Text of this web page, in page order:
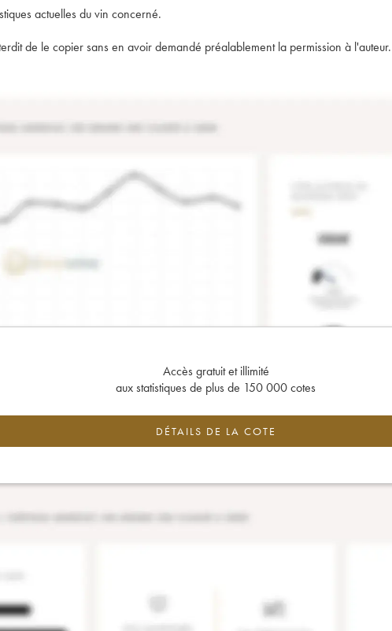
actuelles du vin concerné.
de le copier sans en avoir demandé préalablement la permission à l'auteur.
Accès gratuit et illimité
aux statistiques de plus de 150 000 cotes
DÉTAILS DE LA COTE